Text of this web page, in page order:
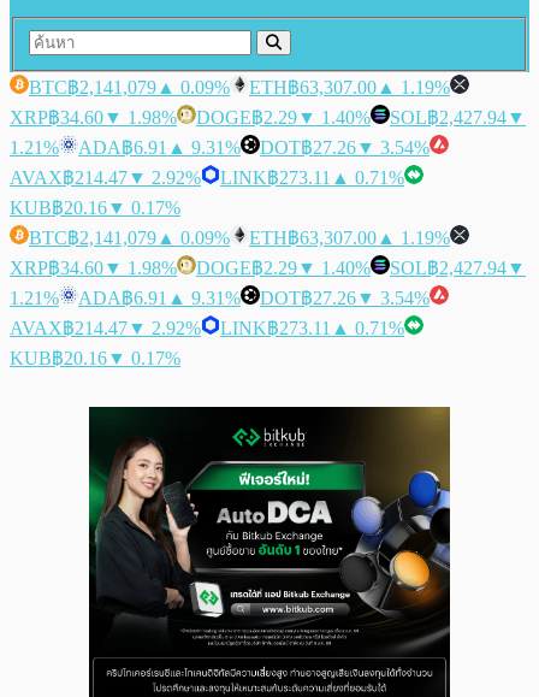
BTC฿2,141,079 ▲ 0.09% ETH฿63,307.00 ▲ 1.19%
XRP฿34.60▼ 1.98% DOGE฿2.29▼ 1.40% SOL฿2,427.94▼
1.21%
ADA฿6.91 ▲ 9.31% DOT฿27.26▼ 3.54%
AVAX฿214.47▼ 2.92% LINK฿273.11 ▲ 0.71%
KUB฿20.16▼ 0.17%
BTC฿2,141,079 ▲ 0.09% ETH฿63,307.00 ▲ 1.19%
XRP฿34.60▼ 1.98% DOGE฿2.29▼ 1.40% SOL฿2,427.94▼
1.21%
ADA฿6.91 ▲ 9.31% DOT฿27.26▼ 3.54%
AVAX฿214.47▼ 2.92% LINK฿273.11 ▲ 0.71%
KUB฿20.16▼ 0.17%